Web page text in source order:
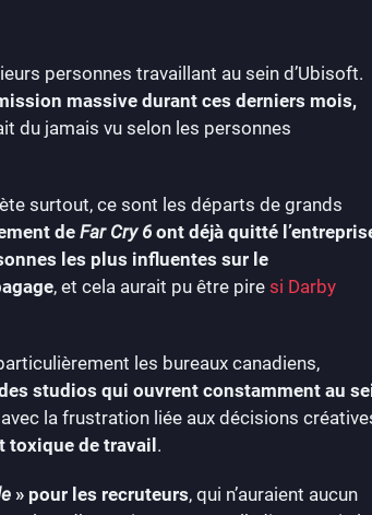
personnes travaillant au sein d’Ubisoft.
massive durant ces derniers mois,
du jamais vu selon les personnes
surtout, ce sont les départs de grands
de Far Cry 6 ont déjà quitté
les plus influentes sur le
, et cela aurait pu être pire si Darby
les bureaux canadiens,
studios qui ouvrent constamment au
la frustration liée aux décisions
toxique de travail.
» pour les recruteurs, qui n’auraient aucun